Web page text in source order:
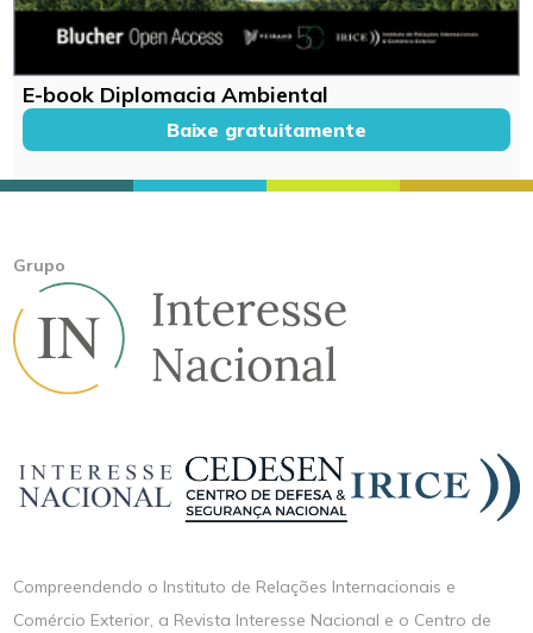
E-book Diplomacia Ambiental
Baixe gratuitamente
Grupo
Compreendendo o Instituto de Relações Internacionais e
Comércio Exterior, a Revista Interesse Nacional e o Centro de